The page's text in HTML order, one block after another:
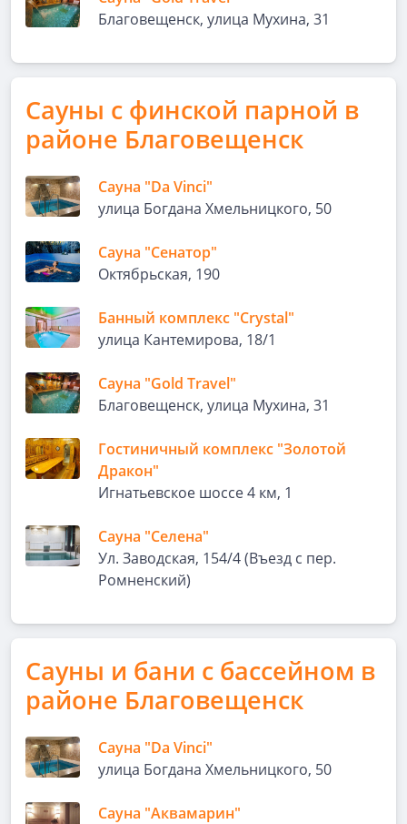
Благовещенск, улица Мухина, 31
Сауны с финской парной в
районе Благовещенск
Сауна "Da Vinci"
улица Богдана Хмельницкого, 50
Сауна "Сенатор"
Октябрьская, 190
Банный комплекс "Crystal"
улица Кантемирова, 18/1
Сауна "Gold Travel"
Благовещенск, улица Мухина, 31
Гостиничный комплекс "Золотой
Дракон"
Игнатьевское шоссе 4 км, 1
Сауна "Селена"
Ул. Заводская, 154/4 (Въезд с пер.
Ромненский)
Сауны и бани с бассейном в
районе Благовещенск
Сауна "Da Vinci"
улица Богдана Хмельницкого, 50
Сауна "Аквамарин"